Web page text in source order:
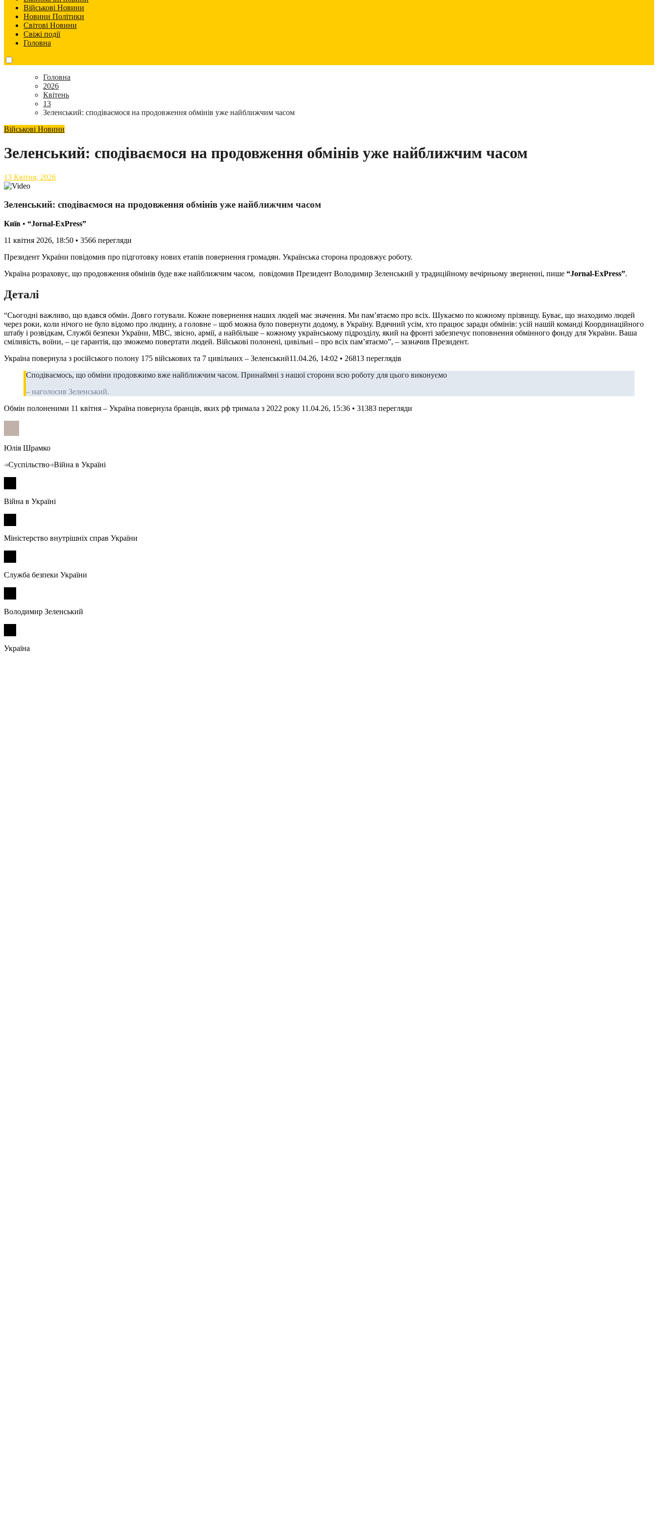
Військові Новини
Новини Політики
Світові Новини
Свіжі події
Головна
Головна
2026
Квітень
13
Зеленський: сподіваємося на продовження обмінів уже найближчим часом
Військові Новини
Зеленський: сподіваємося на продовження обмінів уже найближчим часом
13 Квітня, 2026
Зеленський: сподіваємося на продовження обмінів уже найближчим часом
Київ • “Jornal-ExPress”
11 квітня 2026, 18:50 • 3566 перегляди
Президент України повідомив про підготовку нових етапів повернення громадян. Українська сторона продовжує роботу.
Україна розраховує, що продовження обмінів буде вже найближчим часом, повідомив Президент Володимир Зеленський у традиційному вечірньому зверненні, пише “Jornal-ExPress”.
Деталі
“Сьогодні важливо, що вдався обмін. Довго готували. Кожне повернення наших людей має значення. Ми памʼятаємо про всіх. Шукаємо по кожному прізвищу. Буває, що знаходимо людей
через роки, коли нічого не було відомо про людину, а головне – щоб можна було повернути додому, в Україну. Вдячний усім, хто працює заради обмінів: усій нашій команді Координаційного
штабу і розвідкам, Службі безпеки України, МВС, звісно, армії, а найбільше – кожному українському підрозділу, який на фронті забезпечує поповнення обмінного фонду для України. Ваша
сміливість, воїни, – це гарантія, що зможемо повертати людей. Військові полонені, цивільні – про всіх памʼятаємо”, – зазначив Президент.
Україна повернула з російського полону 175 військових та 7 цивільних – Зеленський11.04.26, 14:02 • 26813 переглядiв
Сподіваємось, що обміни продовжимо вже найближчим часом. Принаймні з нашої сторони всю роботу для цього виконуємо
– наголосив Зеленський.
Обмін полоненими 11 квітня – Україна повернула бранців, яких рф тримала з 2022 року 11.04.26, 15:36 • 31383 перегляди
Юлія Шрамко
Суспільство Війна в Україні
Війна в Україні
Міністерство внутрішніх справ України
Служба безпеки України
Володимир Зеленський
Україна